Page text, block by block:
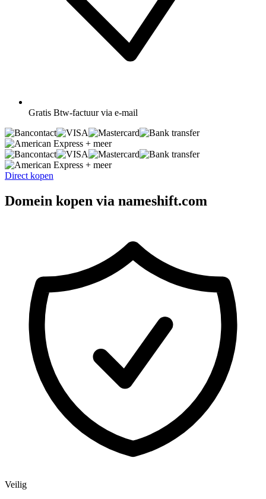
Gratis Btw-factuur via e-mail
+ meer
+ meer
Direct kopen
Domein kopen via nameshift.com
Veilig